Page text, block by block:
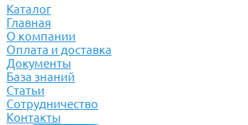
Каталог
Главная
О компании
Оплата и доставка
Документы
База знаний
Статьи
Сотрудничество
Контакты